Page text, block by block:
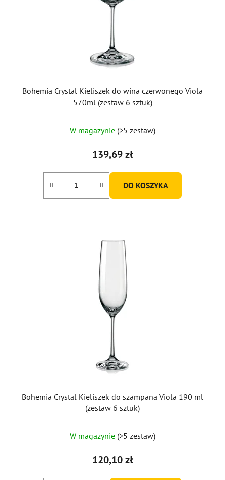
Bohemia Crystal Kieliszek do wina czerwonego Viola
570ml (zestaw 6 sztuk)
W magazynie (>5 zestaw)
139,69 zł
DO KOSZYKA
Bohemia Crystal Kieliszek do szampana Viola 190 ml
(zestaw 6 sztuk)
W magazynie (>5 zestaw)
120,10 zł